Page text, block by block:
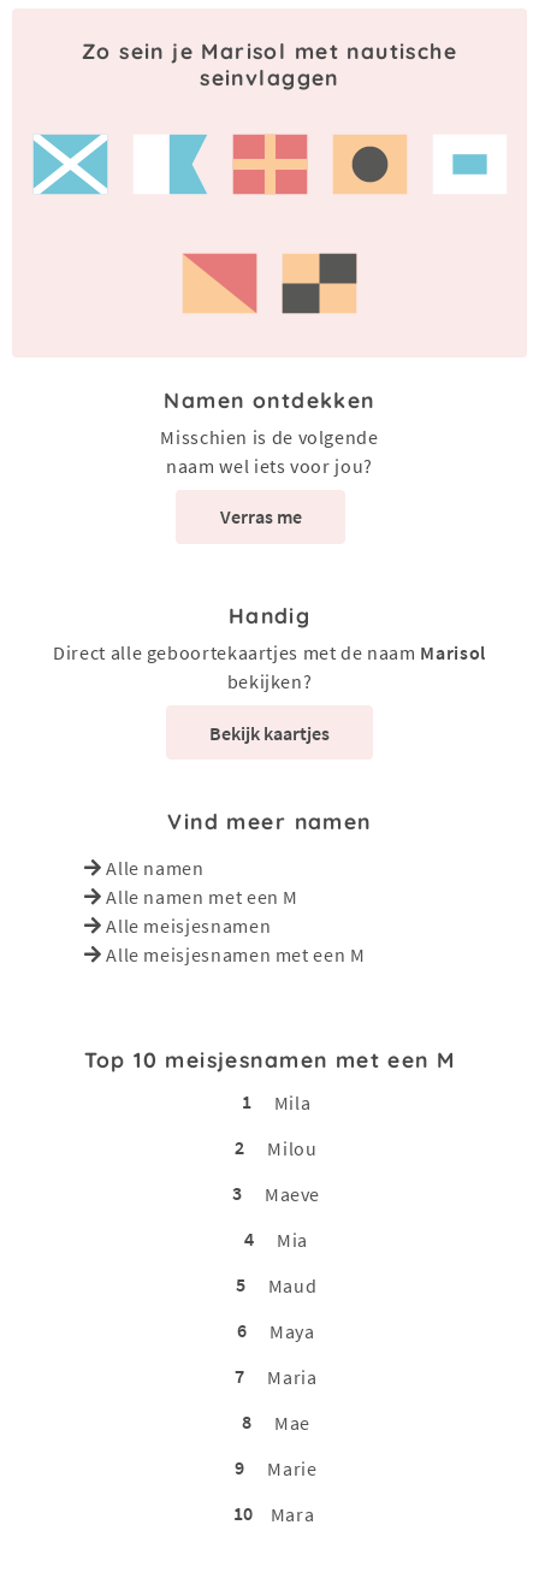
Zo sein je Marisol met nautische
seinvlaggen
Namen ontdekken
Misschien is de volgende
naam wel iets voor jou?
Verras me
Handig
Direct alle geboortekaartjes met de naam Marisol
bekijken?
Bekijk kaartjes
Vind meer namen
Alle namen
Alle namen met een M
Alle meisjesnamen
Alle meisjesnamen met een M
Top 10 meisjesnamen met een M
1
Mila
2
Milou
3
Maeve
4
Mia
5
Maud
6
Maya
7
Maria
8
Mae
9
Marie
10
Mara